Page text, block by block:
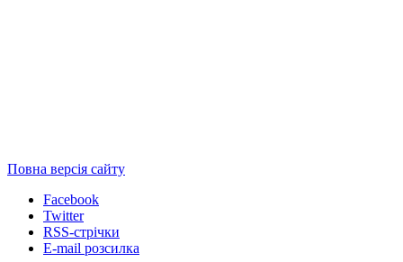
Повна версія сайту
Facebook
Twitter
RSS-стрічки
E-mail розсилка